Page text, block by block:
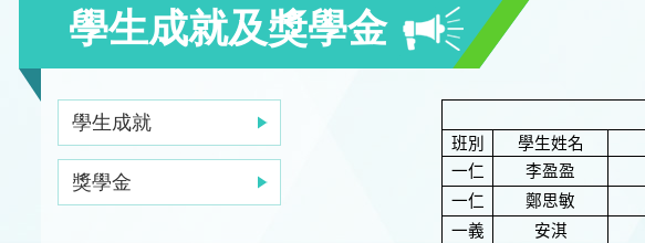
學生成就及獎學金
學生成就
獎學金
班別
學生姓名
一仁
李盈盈
一仁
鄭思敏
一義
安淇